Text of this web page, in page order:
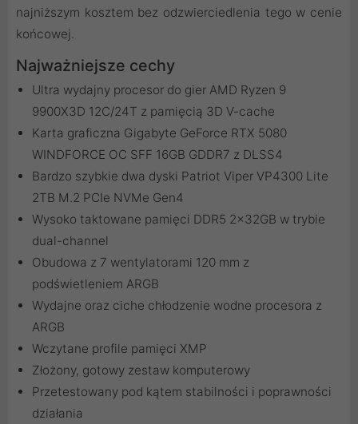
najniższym kosztem bez odzwierciedlenia tego w cenie
końcowej.
Najważniejsze cechy
Ultra wydajny procesor do gier AMD Ryzen 9
9900X3D 12C/24T z pamięcią 3D V-cache
Karta graficzna Gigabyte GeForce RTX 5080
WINDFORCE OC SFF 16GB GDDR7 z DLSS4
Bardzo szybkie dwa dyski Patriot Viper VP4300 Lite
2TB M.2 PCIe NVMe Gen4
Wysoko taktowane pamięci DDR5 2x32GB w trybie
dual-channel
Obudowa z 7 wentylatorami 120 mm z
podświetleniem ARGB
Wydajne oraz ciche chłodzenie wodne procesora z
ARGB
Wczytane profile pamięci XMP
Złożony, gotowy zestaw komputerowy
Przetestowany pod kątem stabilności i poprawności
działania